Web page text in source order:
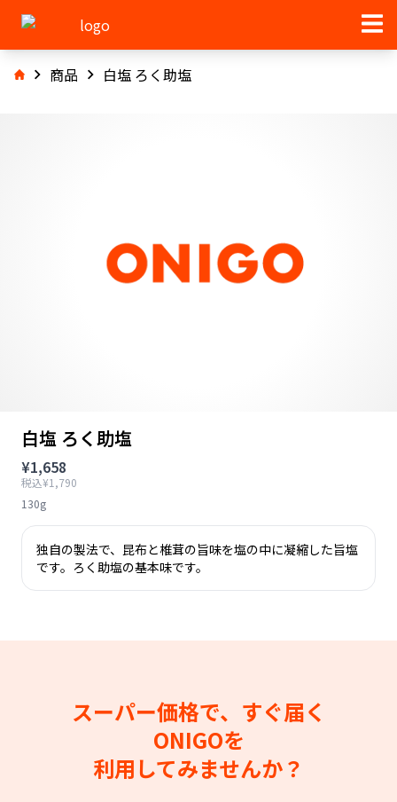
商品 白塩 ろく助塩
白塩 ろく助塩
¥1,658
税込¥1,790
130g
独自の製法で、昆布と椎茸の旨味を塩の中に凝縮した旨塩
です。ろく助塩の基本味です。
スーパー価格で、すぐ届く
ONIGOを
利用してみませんか？